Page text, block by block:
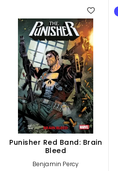
Punisher Red Band: Brain
Bleed
Benjamin Percy